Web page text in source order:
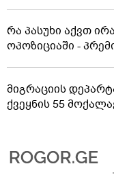
რა პასუხი აქვთ
ოპოზიციაში -
მიგრაციის
ქვეყნის 55